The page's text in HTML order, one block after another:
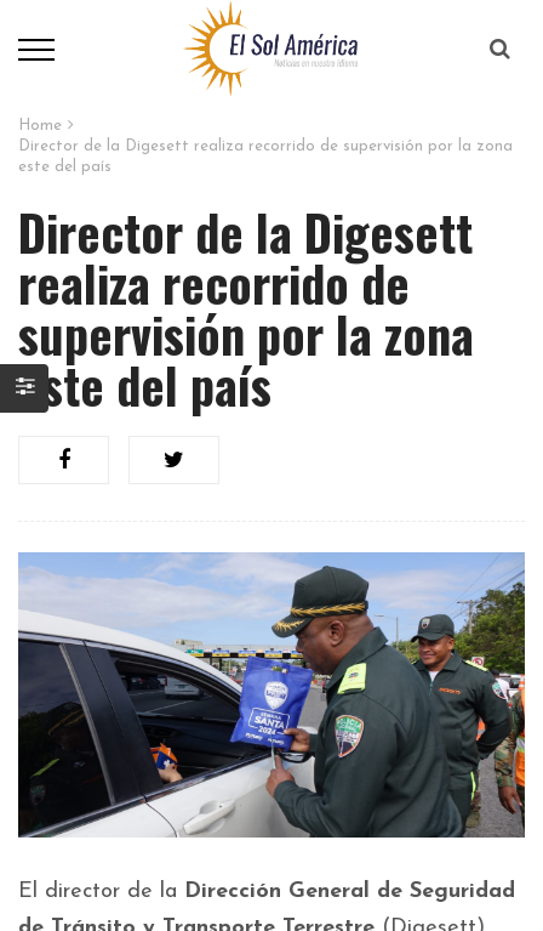
Home
Director de la Digesett realiza recorrido de supervisión por la zona
este del país
Director de la Digesett
realiza recorrido de
supervisión por la zona
este del país
El director de la Dirección General de Seguridad